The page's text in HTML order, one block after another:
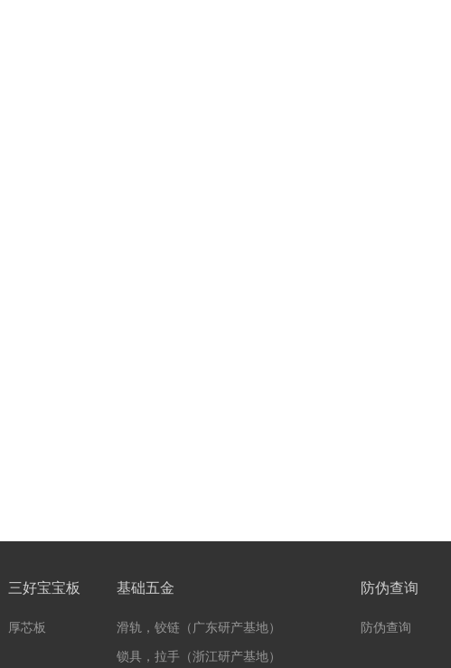
三好宝宝板
厚芯板
基础五金
滑轨，铰链（广东研产基地）
锁具，拉手（浙江研产基地）
防伪查询
防伪查询